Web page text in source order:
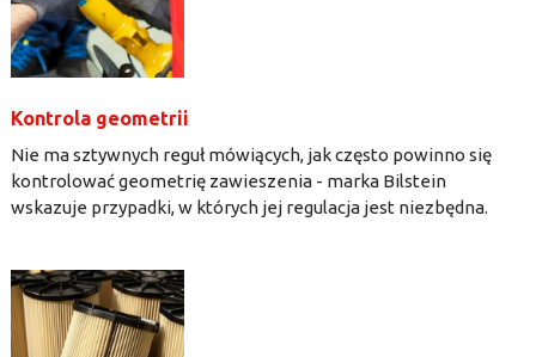
Kontrola geometrii
Nie ma sztywnych reguł mówiących, jak często powinno się
kontrolować geometrię zawieszenia - marka Bilstein
wskazuje przypadki, w których jej regulacja jest niezbędna.